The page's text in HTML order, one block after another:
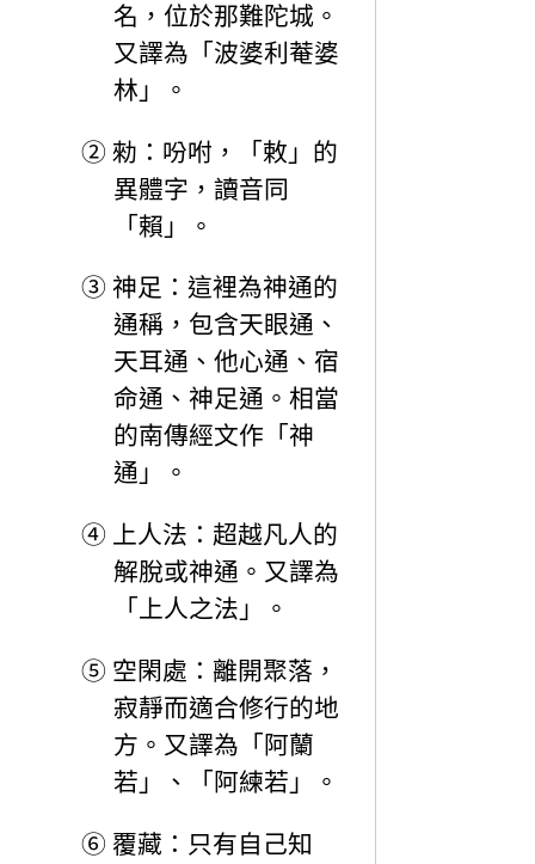
名，位於那難陀城。
又譯為「波婆利菴婆
林」。
② 勑：吩咐，「敕」的
異體字，讀音同
「賴」。
③ 神足：這裡為神通的
通稱，包含天眼通、
天耳通、他心通、宿
命通、神足通。相當
的南傳經文作「神
通」。
④
上人法：超越凡人的
解脫或神通。又譯為
「上人之法」。
⑤ 空閑處：離開聚落，
寂靜而適合修行的地
方。又譯為「阿蘭
若」、「阿練若」。
⑥ 覆藏：只有自己知